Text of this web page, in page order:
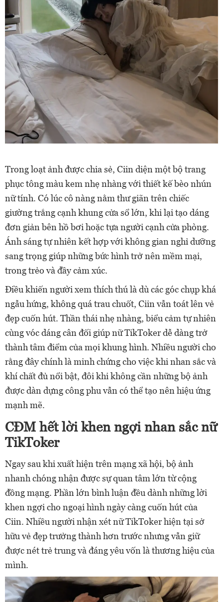
Trong loạt ảnh được chia sẻ, Ciin diện một bộ trang
phục tông màu kem nhẹ nhàng với thiết kế bèo nhún
nữ tính. Có lúc cô nàng nằm thư giãn trên chiếc
giường trắng cạnh khung cửa sổ lớn, khi lại tạo dáng
đơn giản bên hồ bơi hoặc tựa người cạnh cửa phòng.
Ánh sáng tự nhiên kết hợp với không gian nghỉ dưỡng
sang trọng giúp những bức hình trở nên mềm mại,
trong trẻo và đầy cảm xúc.
Điều khiến người xem thích thú là dù các góc chụp khá
ngẫu hứng, không quá trau chuốt, Ciin vẫn toát lên vẻ
đẹp cuốn hút. Thần thái nhẹ nhàng, biểu cảm tự nhiên
cùng vóc dáng cân đối giúp nữ TikToker dễ dàng trở
thành tâm điểm của mọi khung hình. Nhiều người cho
rằng đây chính là minh chứng cho việc khi nhan sắc và
khí chất đủ nổi bật, đôi khi không cần những bộ ảnh
được dàn dựng công phu vẫn có thể tạo nên hiệu ứng
mạnh mẽ.
CĐM hết lời khen ngợi nhan sắc nữ
TikToker
Ngay sau khi xuất hiện trên mạng xã hội, bộ ảnh
nhanh chóng nhận được sự quan tâm lớn từ cộng
đồng mạng. Phần lớn bình luận đều dành những lời
khen ngợi cho ngoại hình ngày càng cuốn hút của
Ciin. Nhiều người nhận xét nữ TikToker hiện tại sở
hữu vẻ đẹp trưởng thành hơn trước nhưng vẫn giữ
được nét trẻ trung và đáng yêu vốn là thương hiệu của
mình.